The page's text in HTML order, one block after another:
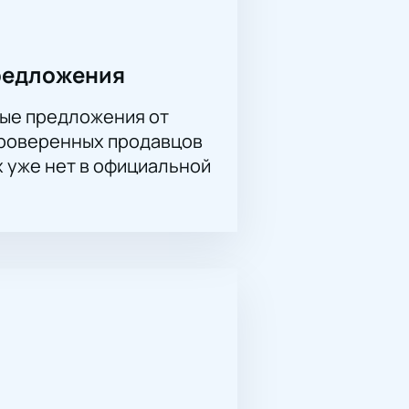
предложения от
продавцов
нет в официальной